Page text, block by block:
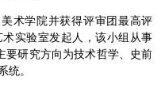
术学院并获得评审团最高评
实验室发起人，该小组从事
要研究方向为技术哲学、史前
统。